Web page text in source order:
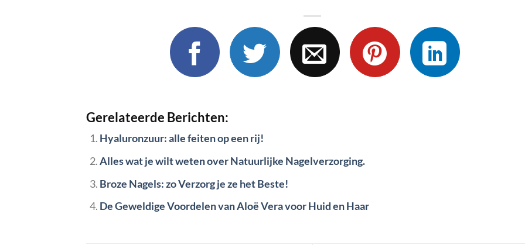
Gerelateerde Berichten:
Hyaluronzuur: alle feiten op een rij!
Alles wat je wilt weten over Natuurlijke Nagelverzorging.
Broze Nagels: zo Verzorg je ze het Beste!
De Geweldige Voordelen van Aloë Vera voor Huid en Haar